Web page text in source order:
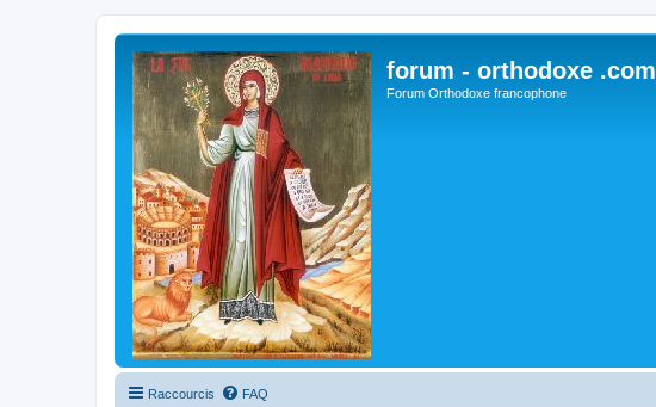
forum - orthodoxe .com
Forum Orthodoxe francophone
Raccourcis FAQ